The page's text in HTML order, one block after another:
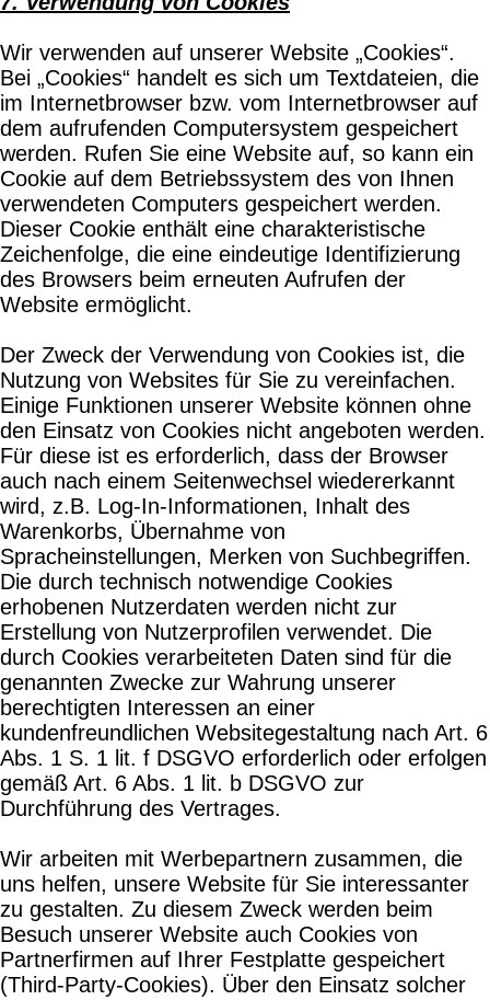
Wir verwenden auf unserer Website „Cookies“.
Bei „Cookies“ handelt es sich um Textdateien, die
im Internetbrowser bzw. vom Internetbrowser auf
dem aufrufenden Computersystem gespeichert
werden. Rufen Sie eine Website auf, so kann ein
Cookie auf dem Betriebssystem des von Ihnen
verwendeten Computers gespeichert werden.
Dieser Cookie enthält eine charakteristische
Zeichenfolge, die eine eindeutige Identifizierung
des Browsers beim erneuten Aufrufen der
Website ermöglicht.
Der Zweck der Verwendung von Cookies ist, die
Nutzung von Websites für Sie zu vereinfachen.
Einige Funktionen unserer Website können ohne
den Einsatz von Cookies nicht angeboten werden.
Für diese ist es erforderlich, dass der Browser
auch nach einem Seitenwechsel wiedererkannt
wird, z.B. Log-In-Informationen, Inhalt des
Warenkorbs, Übernahme von
Spracheinstellungen, Merken von Suchbegriffen.
Die durch technisch notwendige Cookies
erhobenen Nutzerdaten werden nicht zur
Erstellung von Nutzerprofilen verwendet. Die
durch Cookies verarbeiteten Daten sind für die
genannten Zwecke zur Wahrung unserer
berechtigten Interessen an einer
kundenfreundlichen Websitegestaltung nach Art. 6
Abs. 1 S. 1 lit. f DSGVO erforderlich oder erfolgen
gemäß Art. 6 Abs. 1 lit. b DSGVO zur
Durchführung des Vertrages.
Wir arbeiten mit Werbepartnern zusammen, die
uns helfen, unsere Website für Sie interessanter
zu gestalten. Zu diesem Zweck werden beim
Besuch unserer Website auch Cookies von
Partnerfirmen auf Ihrer Festplatte gespeichert
(Third-Party-Cookies). Über den Einsatz solcher